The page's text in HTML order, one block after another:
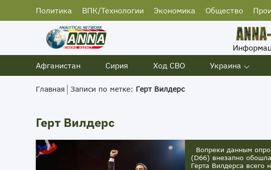
Политика ВПК/Технологии Экономика Общество
Афганистан
Сирия Ход СВО Украина
Главная Записи по метке: Герт Вилдерс
Герт Вилдерс
Вопреки данным
(D66) внезапно
Герта Вилдерса всего